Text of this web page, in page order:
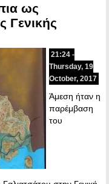
ως
Γενικής
21:24 -
Thursday, 19
October, 2017
Άμεση ήταν η
παρέμβαση
του